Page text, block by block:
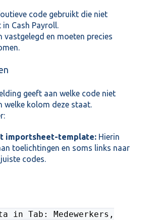
code gebruikt die niet
Cash Payroll.
vastgelegd en moeten precies
geeft aan welke code niet
welke kolom deze staat.
importsheet-template: Hierin
toelichtingen en soms links naar
codes.
in Tab: Medewerkers,